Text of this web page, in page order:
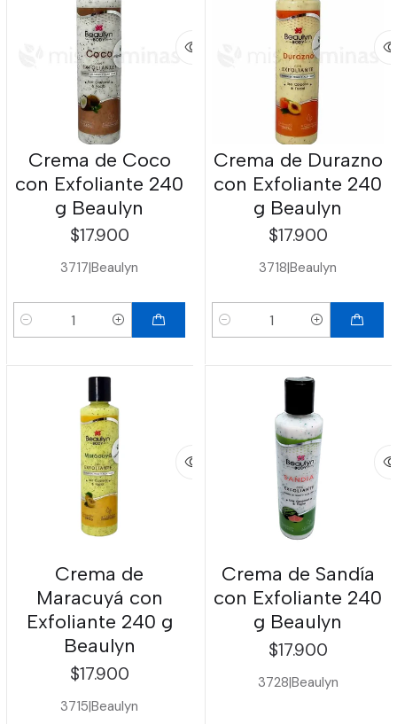
Crema de Coco
con Exfoliante 240
g Beaulyn
$17.900
3717|Beaulyn
Cantidad
Crema de Durazno
con Exfoliante 240
g Beaulyn
$17.900
3718|Beaulyn
Cantidad
Crema de
Maracuyá con
Exfoliante 240 g
Beaulyn
$17.900
3715|Beaulyn
Crema de Sandía
con Exfoliante 240
g Beaulyn
$17.900
3728|Beaulyn